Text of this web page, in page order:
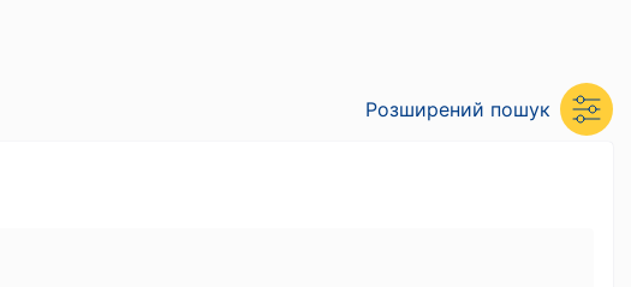
Розширений пошук